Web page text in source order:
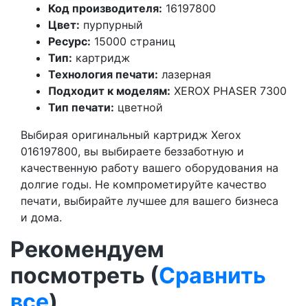
Код производителя: 16197800
Цвет: пурпурный
Ресурс: 15000 страниц
Тип: картридж
Технология печати: лазерная
Подходит к моделям: XEROX PHASER 7300
Тип печати: цветной
Выбирая оригинальный картридж Xerox
016197800, вы выбираете беззаботную и
качественную работу вашего оборудования на
долгие годы. Не компрометируйте качество
печати, выбирайте лучшее для вашего бизнеса
и дома.
Рекомендуем
посмотреть (Сравнить